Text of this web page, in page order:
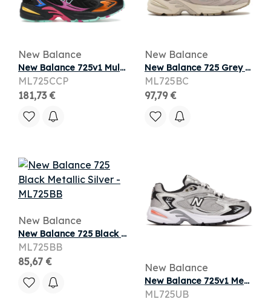
New Balance
New Balance 725v1 Multi-Color
ML725CCP
181,73 €
New Balance
New Balance 725 Grey Beige
ML725BC
97,79 €
New Balance
New Balance 725 Black Metallic Silver
ML725BB
85,67 €
New Balance
New Balance 725v1 Metallic Silver Raincloud
ML725UB